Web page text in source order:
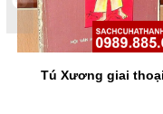
Tú Xương giai thoại